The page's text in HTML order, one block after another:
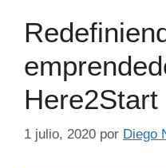
Here2Start
1 julio, 2020 por Diego